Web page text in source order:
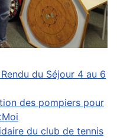
du Séjour 4 au 6
des pompiers pour
du club de tennis